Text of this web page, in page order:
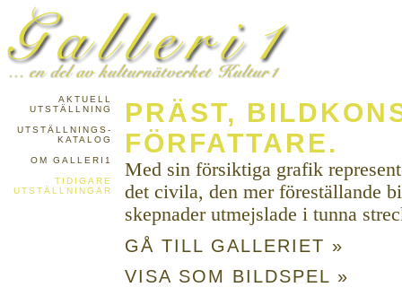
AKTUELL
UTSTÄLLNING
UTSTÄLLNINGS-
KATALOG
OM GALLERI1
TIDIGARE
UTSTÄLLNINGAR
PRÄST,
FÖRFATTARE.
Med sin försiktiga grafik
det civila, den mer föreställande
skepnader utmejslade i tunna
GÅ TILL GALLERIET »
VISA SOM BILDSPEL »